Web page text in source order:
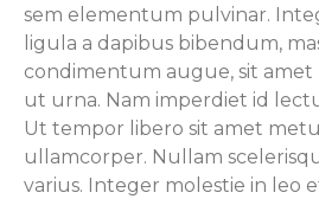
sem elementum pulvinar.
ligula a dapibus bibendum,
condimentum augue, sit
ut urna. Nam imperdiet id
Ut tempor libero sit amet
ullamcorper. Nullam
varius. Integer molestie in leo